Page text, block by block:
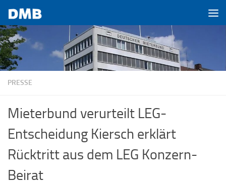
Zum Inhalt springen
PRESSE
Mieterbund verurteilt LEG-
Entscheidung Kiersch erklärt
Rücktritt aus dem LEG Konzern-
Beirat